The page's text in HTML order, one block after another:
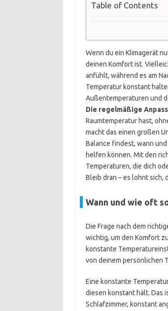
Table of Contents
Wenn du ein Klimagerät
deinen Komfort ist.
anfühlt, während es am
Temperatur konstant
Außentemperaturen und
Die regelmäßige
Raumtemperatur hast,
macht das einen großen
Balance findest, wann
helfen können. Mit den
Temperaturen, die dich
Bleib dran – es lohnt sich,
Wann und wie oft
Die Frage nach dem
wichtig, um den Komfort
konstante
von deinem persönlichen
Eine konstante
diesen konstant hält. Das
Schlafzimmer, konstant